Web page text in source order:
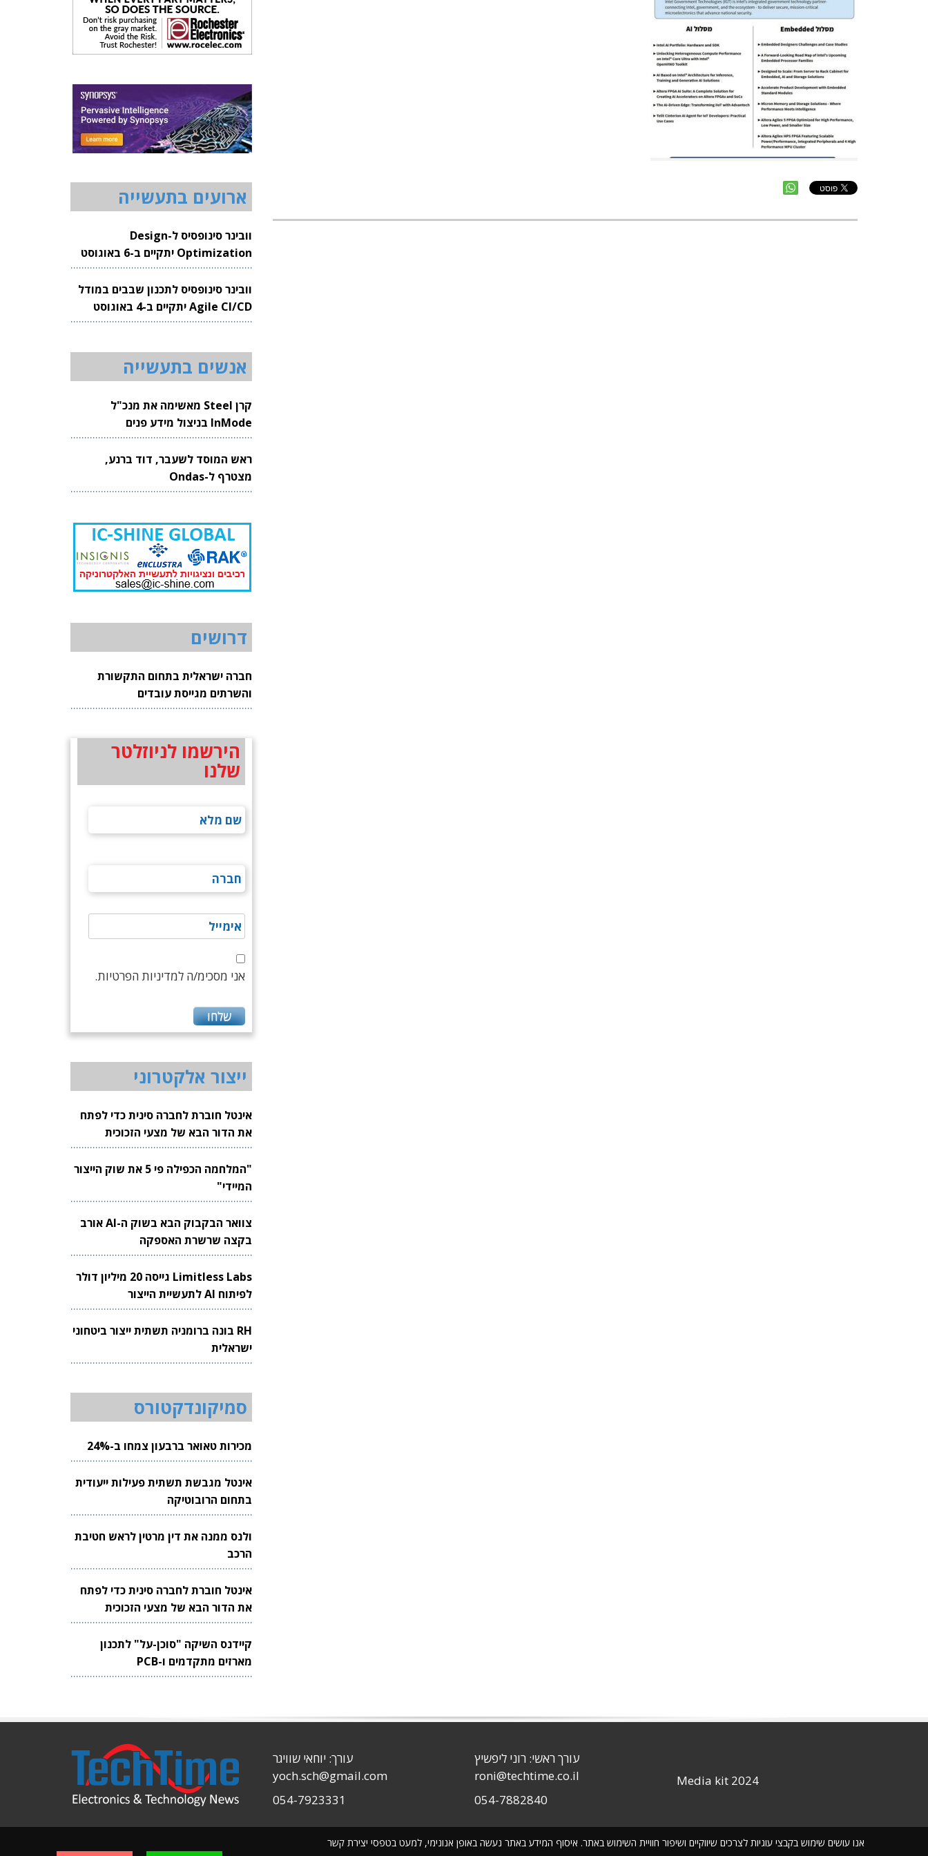
ארועים בתעשייה
וובינר סינופסיס ל-Design
Optimization יתקיים ב-6 באוגוסט
2026
וובינר סינופסיס לתכנון שבבים במודל
Agile CI/CD יתקיים ב-4 באוגוסט
2026
אנשים בתעשייה
קרן Steel מאשימה את מנכ"ל
InMode בניצול מידע פנים
ראש המוסד לשעבר, דוד ברנע,
מצטרף ל-Ondas
דרושים
חברה ישראלית בתחום התקשורת
והשרתים מגייסת עובדים
הירשמו לניוזלטר
שלנו
אני מסכימ/ה למדיניות הפרטיות.
ייצור אלקטרוני
אינטל חוברת לחברה סינית כדי לפתח
את הדור הבא של מצעי הזכוכית
לשבבים
"המלחמה הכפילה פי 5 את שוק הייצור
המיידי"
צוואר הבקבוק הבא בשוק ה-AI אורב
בקצה שרשרת האספקה
Limitless Labs גייסה 20 מיליון דולר
לפיתוח AI לתעשיית הייצור
RH בונה ברומניה תשתית ייצור ביטחוני
ישראלית
סמיקונדקטורס
מכירות טאואר ברבעון צמחו ב-24%
אינטל מגבשת תשתית פעילות ייעודית
בתחום הרובוטיקה
ולנס ממנה את דין מרטין לראש חטיבת
הרכב
אינטל חוברת לחברה סינית כדי לפתח
את הדור הבא של מצעי הזכוכית
לשבבים
קיידנס השיקה "סוכן-על" לתכנון
מארזים מתקדמים ו-PCB
אנו עושים שימוש בקבצי עוגיות לצרכים שיווקיים ושיפור חוויית השימוש באתר. איסוף המידע באתר נעשה באופן אנונימי, למעט בטפסי יצירת קשר
Media kit 2024
עורך ראשי: רוני ליפשיץ
roni@techtime.co.il
054-7882840
עורך: יוחאי שוויגר
yoch.sch@gmail.com
054-7923331